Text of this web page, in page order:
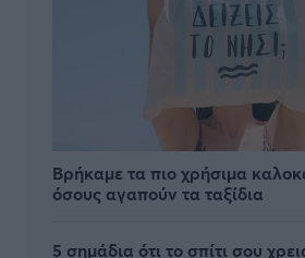
Βρήκαμε τα πιο χρήσιμα
όσους αγαπούν τα ταξίδια
5 σημάδια ότι το σπίτι σου